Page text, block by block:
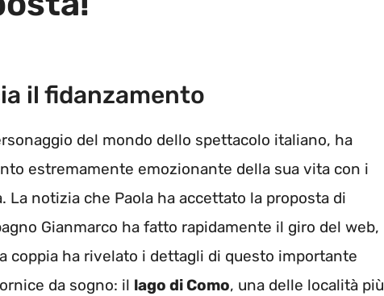
il fidanzamento
del mondo dello spettacolo italiano, ha
estremamente emozionante della sua vita con i
notizia che Paola ha accettato la proposta di
Gianmarco ha fatto rapidamente il giro del web,
coppia ha rivelato i dettagli di questo importante
da sogno: il lago di Como, una delle località più